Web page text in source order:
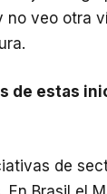
no veo otra
de estas
de